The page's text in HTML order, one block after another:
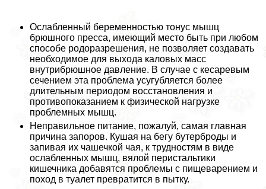
Ослабленный беременностью тонус мышц
брюшного пресса, имеющий место быть при любом
способе родоразрешения, не позволяет создавать
необходимое для выхода каловых масс
внутрибрюшное давление. В случае с кесаревым
сечением эта проблема усугубляется более
длительным периодом восстановления и
противопоказанием к физической нагрузке
проблемных мышц.
Неправильное питание, пожалуй, самая главная
причина запоров. Кушая на бегу бутерброды и
запивая их чашечкой чая, к трудностям в виде
ослабленных мышц, вялой перистальтики
кишечника добавятся проблемы с пищеварением и
поход в туалет превратится в пытку.